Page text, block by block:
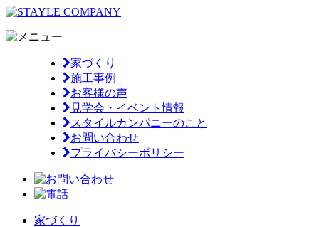
家づくり
施工事例
お客様の声
見学会・イベント情報
スタイルカンパニーのこと
お問い合わせ
プライバシーポリシー
家づくり